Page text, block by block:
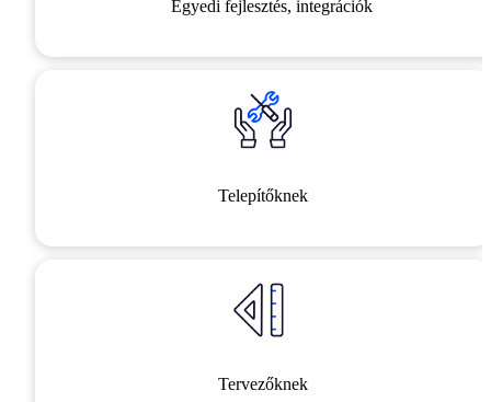
Egyedi fejlesztés, integrációk
Telepítőknek
Tervezőknek